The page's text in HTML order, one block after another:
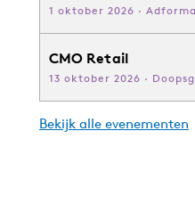
1 oktober 2026 ·
CMO Retail
13 oktober 2026 ·
Bekijk alle evenementen